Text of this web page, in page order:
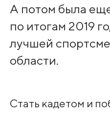
А потом была
по итогам 2019
лучшей
области.
Стать кадетом и